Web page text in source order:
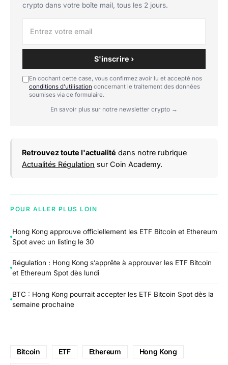
crypto dans votre boîte mail, tous les 2 jours.
S'inscrire ›
En cochant cette case, vous confirmez avoir lu et accepté nos
conditions d'utilisation concernant le traitement des données
soumises via ce formulaire.
En savoir plus sur notre newsletter crypto →
Retrouvez toute l'actualité dans notre rubrique
Actualités Régulation sur Coin Academy.
POUR ALLER PLUS LOIN
Hong Kong approuve officiellement les ETF Bitcoin et Ethereum
Spot avec un listing le 30
Régulation : Hong Kong s’apprête à approuver les ETF Bitcoin
et Ethereum Spot dès lundi
BTC : Hong Kong pourrait accepter les ETF Bitcoin Spot dès la
semaine prochaine
Bitcoin ETF Ethereum Hong Kong